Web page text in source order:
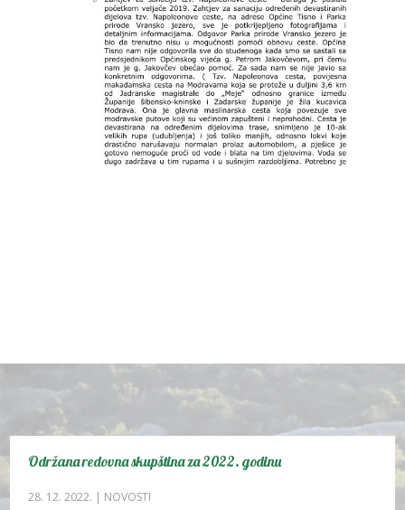
Održana redovna skupština za 2022. godinu
28. 12. 2022. | NOVOSTI